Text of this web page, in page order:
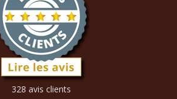
328 avis clients